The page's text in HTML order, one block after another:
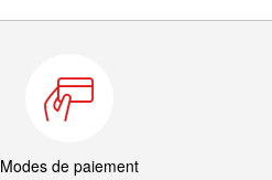
Modes de paiement